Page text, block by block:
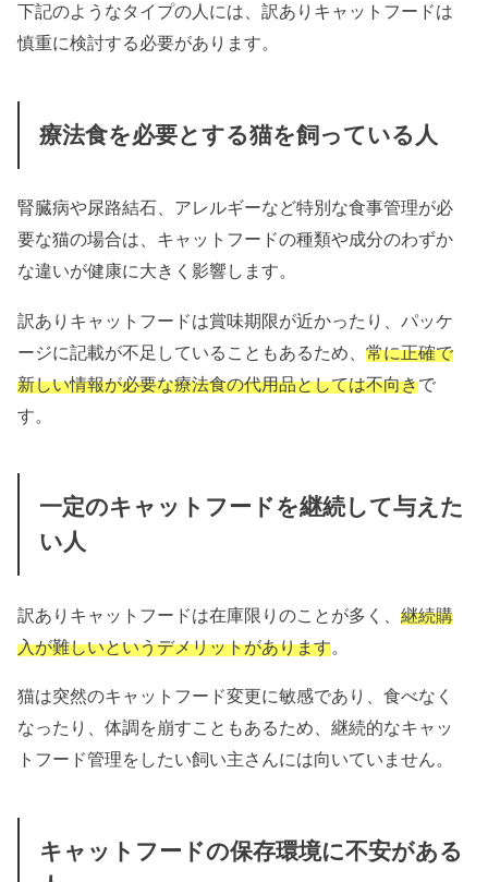
下記のようなタイプの人には、訳ありキャットフードは
慎重に検討する必要があります。
療法食を必要とする猫を飼っている人
腎臓病や尿路結石、アレルギーなど特別な食事管理が必
要な猫の場合は、キャットフードの種類や成分のわずか
な違いが健康に大きく影響します。
訳ありキャットフードは賞味期限が近かったり、パッケ
ージに記載が不足していることもあるため、常に正確で
新しい情報が必要な療法食の代用品としては不向きで
す。
一定のキャットフードを継続して与えた
い人
訳ありキャットフードは在庫限りのことが多く、継続購
入が難しいというデメリットがあります
猫は突然のキャットフード変更に敏感であり、食べなく
なったり、体調を崩すこともあるため、継続的なキャッ
トフード管理をしたい飼い主さんには向いていません。
キャットフードの保存環境に不安がある